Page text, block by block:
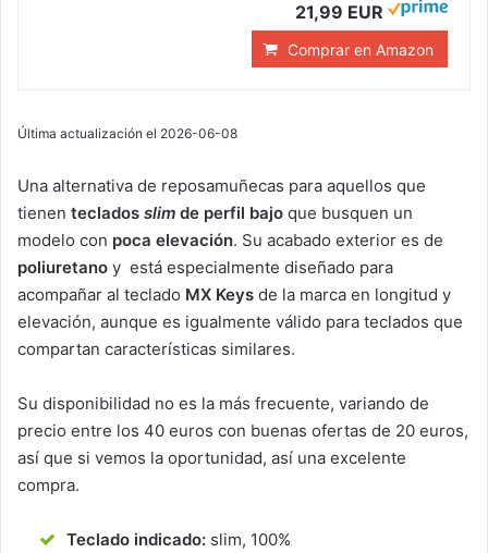
21,99 EUR
Comprar en Amazon
Última actualización el 2026-06-08
Una alternativa de reposamuñecas para aquellos que
tienen teclados slim de perfil bajo que busquen un
modelo con poca elevación. Su acabado exterior es de
poliuretano y está especialmente diseñado para
acompañar al teclado MX Keys de la marca en longitud y
elevación, aunque es igualmente válido para teclados que
compartan características similares.
Su disponibilidad no es la más frecuente, variando de
precio entre los 40 euros con buenas ofertas de 20 euros,
así que si vemos la oportunidad, así una excelente
compra.
Teclado indicado: slim, 100%